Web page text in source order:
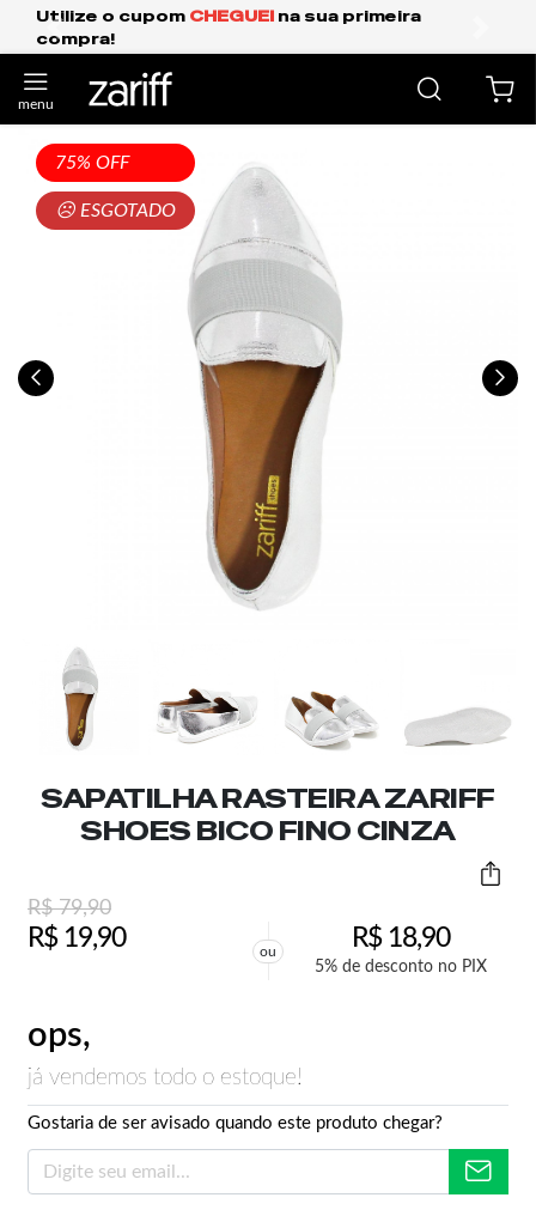
CHEGUEI na sua primeira Frete Grátis
anterior
75% OFF
☹ ESGOTADO
SAPATILHA RASTEIRA ZARIFF
SHOES BICO FINO CINZA
R$79,90
R$19,90 ou R$18,90
5% de desconto no PIX
ops,
já vendemos todo o estoque!
Gostaria de ser avisado quando este produto chegar?